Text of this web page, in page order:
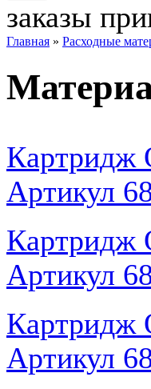
заказы
Главная » Расходные
Картридж
Артикул
Картридж
Артикул
Картридж
Артикул